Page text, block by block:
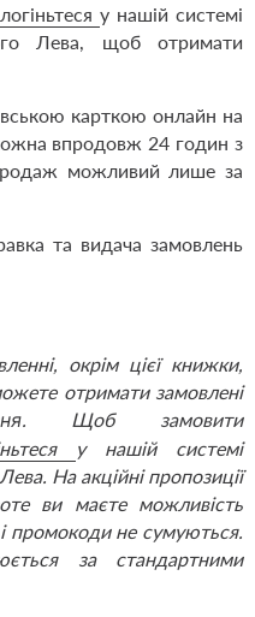
у нашій системі
Лева, щоб отримати
карткою онлайн на
впродовж 24 годин з
можливий лише за
та видача замовлень
окрім цієї книжки,
отримати замовлені
. Щоб замовити
у нашій системі
На акційні пропозиції
ви маєте можливість
промокоди не сумуються.
за стандартними